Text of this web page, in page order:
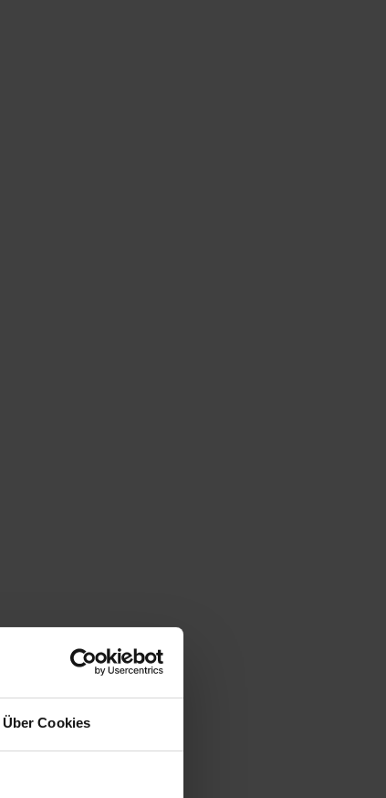
Über Cookies